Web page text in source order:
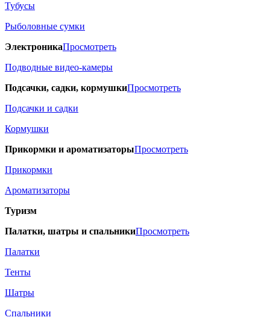
Тубусы
Рыболовные сумки
ЭлектроникаПросмотреть
Подводные видео-камеры
Подсачки, садки, кормушкиПросмотреть
Подсачки и садки
Кормушки
Прикормки и ароматизаторыПросмотреть
Прикормки
Ароматизаторы
Туризм
Палатки, шатры и спальникиПросмотреть
Палатки
Тенты
Шатры
Спальники